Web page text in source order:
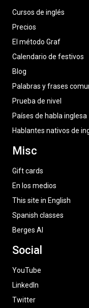
Cursos de inglés
Precios
El método Graf
Calendario de festivos
Blog
Palabras y frases
Prueba de nivel
Países de habla inglesa
Hablantes nativos de
Misc
Gift cards
En los medios
This site in English
Spanish classes
Berges AI
Social
YouTube
LinkedIn
Twitter